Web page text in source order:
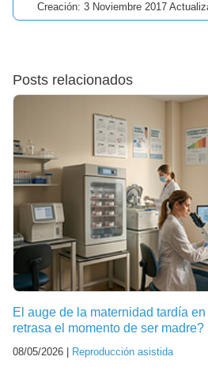
Creación: 3 Noviembre 2017
Posts relacionados
El auge de la maternidad tardía
retrasa el momento de ser madre?
08/05/2026 | Reproducción asistida